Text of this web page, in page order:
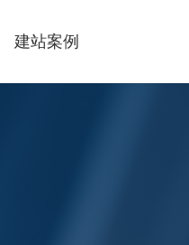
建站案例